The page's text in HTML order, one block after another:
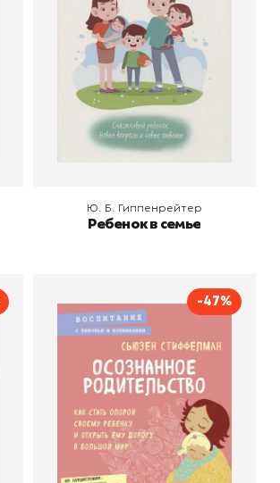
В корзину
Ю. Б. Гиппенрейтер
Ребенок в семье
-47%
Осознанное
родительство
Сьюзен Стиффелман
Издательство
Бомбора